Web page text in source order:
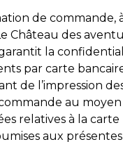
de commande,
Château des
la
par carte
de l’impression
au
relatives à la
aux